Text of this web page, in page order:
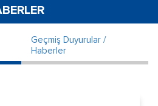
Geçmiş Duyurular /
Haberler